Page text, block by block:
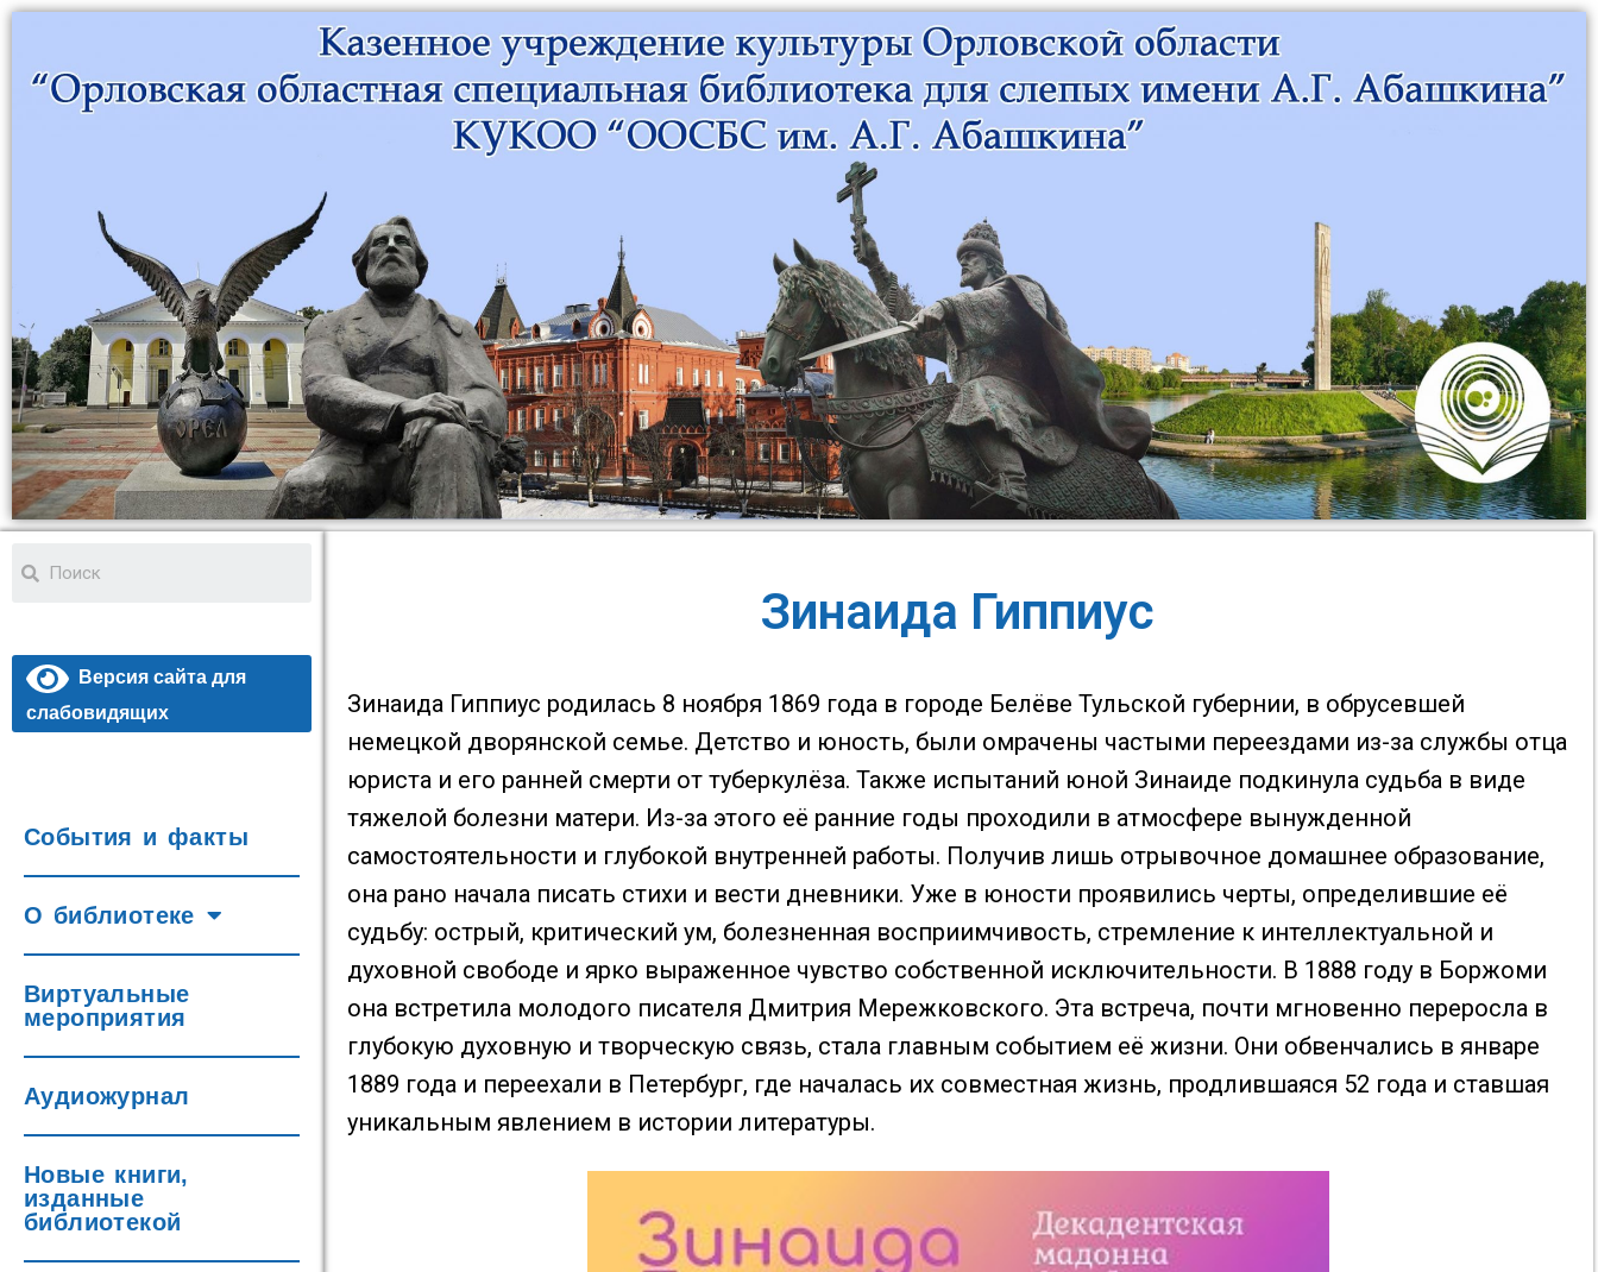
Версия сайта для
слабовидящих
События и факты
О библиотеке
Виртуальные
мероприятия
Аудиожурнал
Новые книги,
изданные
библиотекой
Зинаида Гиппиус
Зинаида Гиппиус родилась 8 ноября 1869 года в городе Белёве Тульской губернии, в обрусевшей
немецкой дворянской семье. Детство и юность, были омрачены частыми переездами из-за службы отца
юриста и его ранней смерти от туберкулёза. Также испытаний юной Зинаиде подкинула судьба в виде
тяжелой болезни матери. Из-за этого её ранние годы проходили в атмосфере вынужденной
самостоятельности и глубокой внутренней работы. Получив лишь отрывочное домашнее образование,
она рано начала писать стихи и вести дневники. Уже в юности проявились черты, определившие её
судьбу: острый, критический ум, болезненная восприимчивость, стремление к интеллектуальной и
духовной свободе и ярко выраженное чувство собственной исключительности. В 1888 году в Боржоми
она встретила молодого писателя Дмитрия Мережковского. Эта встреча, почти мгновенно переросла в
глубокую духовную и творческую связь, стала главным событием её жизни. Они обвенчались в январе
1889 года и переехали в Петербург, где началась их совместная жизнь, продлившаяся 52 года и ставшая
уникальным явлением в истории литературы.